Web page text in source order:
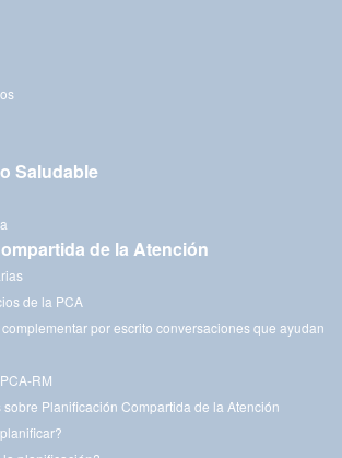
Saludable
de la Atención
de la PCA
por escrito conversaciones que ayudan
RM
sobre Planificación Compartida de la Atención